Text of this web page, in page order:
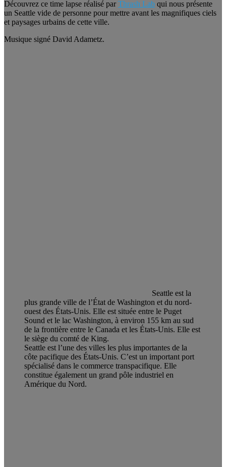
Découvrez ce time lapse réalisé parThrash Lab qui nous présente
un Seattle vide de personne pour mettre avant les magnifiques ciels
et paysages urbains de cette ville.
Musique signé David Adametz.
Seattle est la
plus grande ville de l’État de Washington et du nord-
ouest des États-Unis. Elle est située entre le Puget
Sound et le lac Washington, à environ 155 km au sud
de la frontière entre le Canada et les États-Unis. Elle est
le siège du comté de King.
Seattle est l’une des villes les plus importantes de la
côte pacifique des États-Unis. C’est un important port
spécialisé dans le commerce transpacifique. Elle
constitue également un grand pôle industriel en
Amérique du Nord.